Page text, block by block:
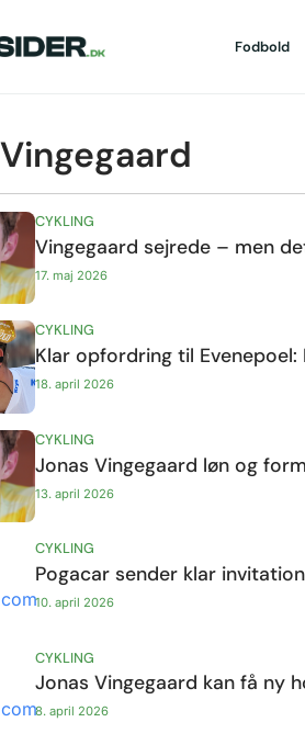
Fodbold
Vingegaard sejrede – men
17. maj 2026
CYKLING
Klar opfordring til
18. april 2026
CYKLING
Jonas Vingegaard løn og
13. april 2026
CYKLING
Pogacar sender klar
10. april 2026
CYKLING
Jonas Vingegaard kan få ny
8. april 2026
CYKLING